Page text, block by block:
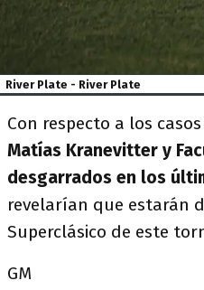
River Plate - River Plate
Con respecto a los
Matías Kranevitter y
desgarrados en los
revelarían que estarán
Superclásico de este
GM